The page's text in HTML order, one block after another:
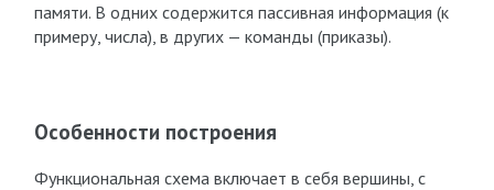
памяти. В одних содержится пассивная информация (к
примеру, числа), в других — команды (приказы).
Особенности построения
Функциональная схема включает в себя вершины, с